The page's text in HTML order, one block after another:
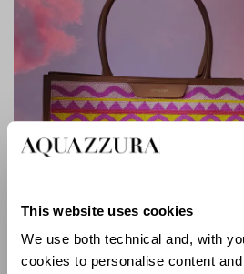
This website uses cookies
We use both technical and, with
cookies to personalise content